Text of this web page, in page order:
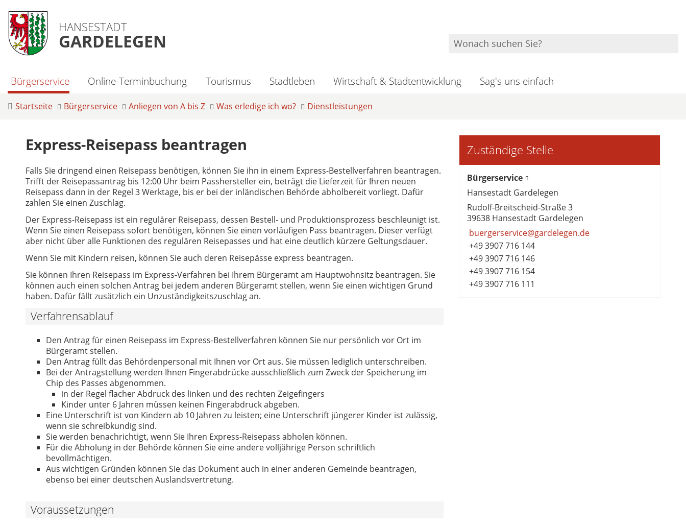
HANSESTADT
GARDELEGEN
Bürgerservice Online-Terminbuchung Tourismus Stadtleben Wirtschaft & Stadtentwicklung Sag's uns einfach
Startseite Bürgerservice Anliegen von A bis Z Was erledige ich wo? Dienstleistungen
Express-Reisepass beantragen
Falls Sie dringend einen Reisepass benötigen, können Sie ihn in einem Express-Bestellverfahren beantragen.
Trifft der Reisepassantrag bis 12:00 Uhr beim Passhersteller ein, beträgt die Lieferzeit für Ihren neuen
Reisepass dann in der Regel 3 Werktage, bis er bei der inländischen Behörde abholbereit vorliegt. Dafür
zahlen Sie einen Zuschlag.
Der Express-Reisepass ist ein regulärer Reisepass, dessen Bestell- und Produktionsprozess beschleunigt ist.
Wenn Sie einen Reisepass sofort benötigen, können Sie einen vorläufigen Pass beantragen. Dieser verfügt
aber nicht über alle Funktionen des regulären Reisepasses und hat eine deutlich kürzere Geltungsdauer.
Wenn Sie mit Kindern reisen, können Sie auch deren Reisepässe express beantragen.
Sie können Ihren Reisepass im Express-Verfahren bei Ihrem Bürgeramt am Hauptwohnsitz beantragen. Sie
können auch einen solchen Antrag bei jedem anderen Bürgeramt stellen, wenn Sie einen wichtigen Grund
haben. Dafür fällt zusätzlich ein Unzuständigkeitszuschlag an.
Verfahrensablauf
Den Antrag für einen Reisepass im Express-Bestellverfahren können Sie nur persönlich vor Ort im
Bürgeramt stellen.
Den Antrag füllt das Behördenpersonal mit Ihnen vor Ort aus. Sie müssen lediglich unterschreiben.
Bei der Antragstellung werden Ihnen Fingerabdrücke ausschließlich zum Zweck der Speicherung im
Chip des Passes abgenommen.
in der Regel flacher Abdruck des linken und des rechten Zeigefingers
Kinder unter 6 Jahren müssen keinen Fingerabdruck abgeben.
Eine Unterschrift ist von Kindern ab 10 Jahren zu leisten; eine Unterschrift jüngerer Kinder ist zulässig,
wenn sie schreibkundig sind.
Sie werden benachrichtigt, wenn Sie Ihren Express-Reisepass abholen können.
Für die Abholung in der Behörde können Sie eine andere volljährige Person schriftlich
bevollmächtigen.
Aus wichtigen Gründen können Sie das Dokument auch in einer anderen Gemeinde beantragen,
ebenso bei einer deutschen Auslandsvertretung.
Voraussetzungen
Zuständige Stelle
Bürgerservice
Hansestadt Gardelegen
Rudolf-Breitscheid-Straße 3
39638 Hansestadt Gardelegen
buergerservice@gardelegen.de
+49 3907 716 144
+49 3907 716 146
+49 3907 716 154
+49 3907 716 111